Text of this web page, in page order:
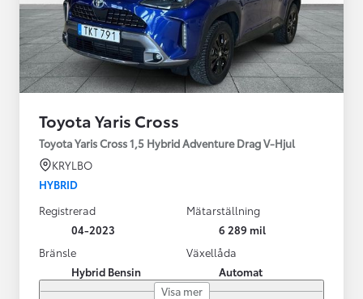
Toyota Yaris Cross
Toyota Yaris Cross 1,5 Hybrid Adventure Drag V-Hjul
KRYLBO
HYBRID
Registrerad
04-2023
Mätarställning
6 289 mil
Bränsle
Hybrid Bensin
Växellåda
Automat
Visa mer